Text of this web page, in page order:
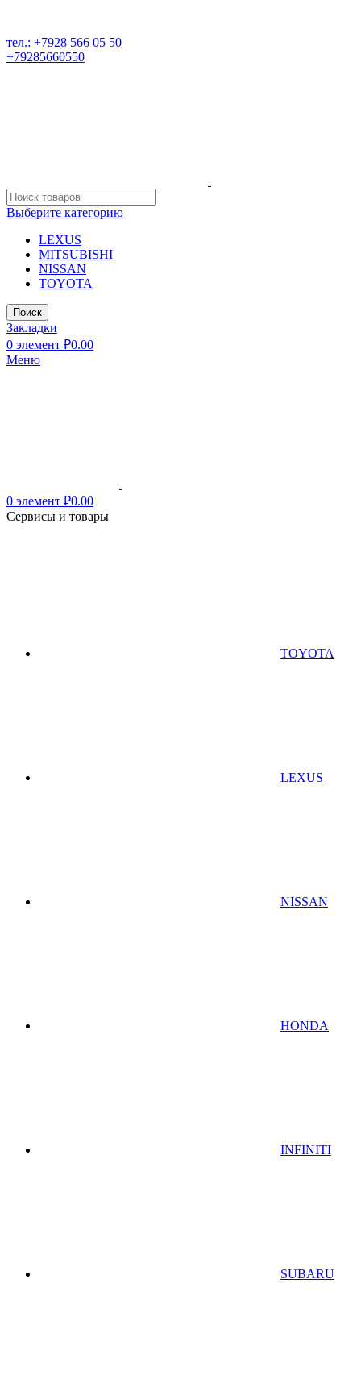
тел.: +7928 566 05 50
+79285660550
Выберите категорию
LEXUS
MITSUBISHI
NISSAN
TOYOTA
Поиск
Закладки
0 элемент ₽0.00
Меню
0 элемент ₽0.00
Сервисы и товары
TOYOTA
LEXUS
NISSAN
HONDA
INFINITI
SUBARU